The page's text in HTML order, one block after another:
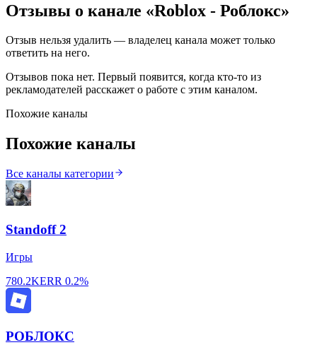
Отзывы о канале «Roblox - Роблокс»
Отзыв нельзя удалить — владелец канала может только
ответить на него.
Отзывов пока нет. Первый появится, когда кто-то из
рекламодателей расскажет о работе с этим каналом.
Похожие каналы
Похожие каналы
Все каналы категории
Standoff 2
Игры
780.2KERR 0.2%
РОБЛОКС